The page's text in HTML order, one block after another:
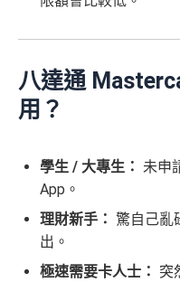
八達通
用？
學生 / 大專生： 未申
App。
理財新手： 驚自己亂
出。
極速需要卡人士： 突